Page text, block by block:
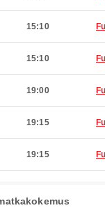
15:10
15:10
19:00
19:15
19:15